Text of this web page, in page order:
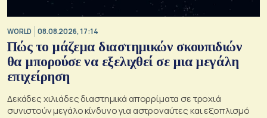
WORLD 08.08.2026, 17:14
Πώς το μάζεμα διαστημικών σκουπιδιών
θα μπορούσε να εξελιχθεί σε μια μεγάλη
επιχείρηση
Δεκάδες χιλιάδες διαστημικά απορρίματα σε τροχιά
συνιστούν μεγάλο κίνδυνο για αστροναύτες και εξοπλισμό